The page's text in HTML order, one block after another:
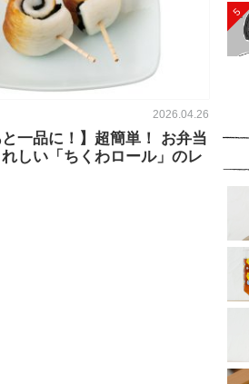
2026.04.26
と一品に！】超簡単！ お弁当
しい「ちくわロール」のレ
5